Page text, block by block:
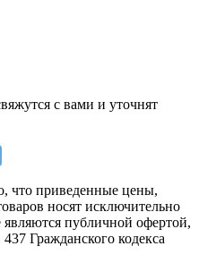
с вами и уточнят
что приведенные цены,
носят исключительно
публичной офертой,
Гражданского кодекса